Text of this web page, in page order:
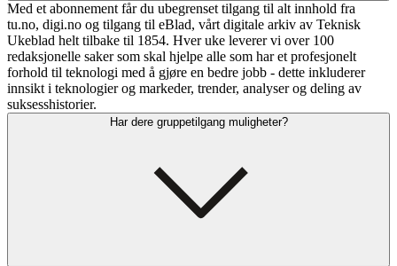
Med et abonnement får du ubegrenset tilgang til alt innhold fra
tu.no, digi.no og tilgang til eBlad, vårt digitale arkiv av Teknisk
Ukeblad helt tilbake til 1854. Hver uke leverer vi over 100
redaksjonelle saker som skal hjelpe alle som har et profesjonelt
forhold til teknologi med å gjøre en bedre jobb - dette inkluderer
innsikt i teknologier og markeder, trender, analyser og deling av
suksesshistorier.
Har dere gruppetilgang muligheter?